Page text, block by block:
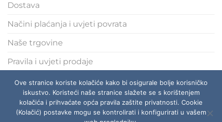
Dostava
Načini plaćanja i uvjeti povrata
Naše trgovine
Pravila i uvjeti prodaje
Polica privatnosti
O NAMA DOSTAVA
NAČINI PLAĆANJA I UVJETI POVRATA
Ove stranice koriste kolačiće kako bi osigurale bolje korisničko
iskustvo. Koristeći naše stranice slažete se s korištenjem
kolačića i prihvaćate opća pravila zaštite privatnosti. Cookie
(Kolačić) postavke mogu se kontrolirati i konfigurirati u vašem